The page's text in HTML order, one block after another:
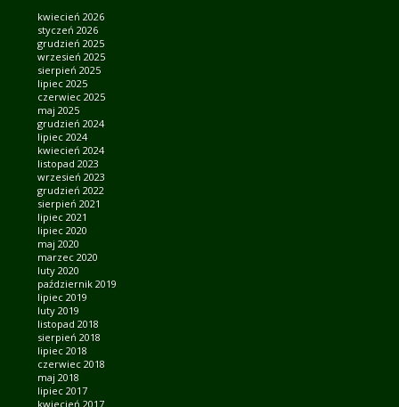
kwiecień 2026
styczeń 2026
grudzień 2025
wrzesień 2025
sierpień 2025
lipiec 2025
czerwiec 2025
maj 2025
grudzień 2024
lipiec 2024
kwiecień 2024
listopad 2023
wrzesień 2023
grudzień 2022
sierpień 2021
lipiec 2021
lipiec 2020
maj 2020
marzec 2020
luty 2020
październik 2019
lipiec 2019
luty 2019
listopad 2018
sierpień 2018
lipiec 2018
czerwiec 2018
maj 2018
lipiec 2017
kwiecień 2017